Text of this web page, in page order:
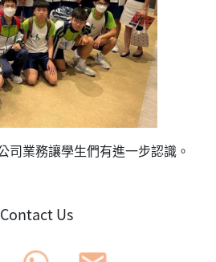
司業務讓學生們有進一步認識。
Contact Us